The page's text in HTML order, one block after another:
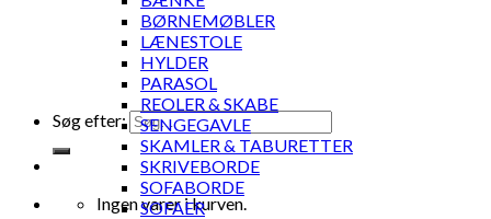
Søg efter:
Ingen varer i kurven.
BØRNEMØBLER
LÆNESTOLE
HYLDER
PARASOL
REOLER & SKABE
SENGEGAVLE
SKAMLER & TABURETTER
SKRIVEBORDE
SOFABORDE
SOFAER